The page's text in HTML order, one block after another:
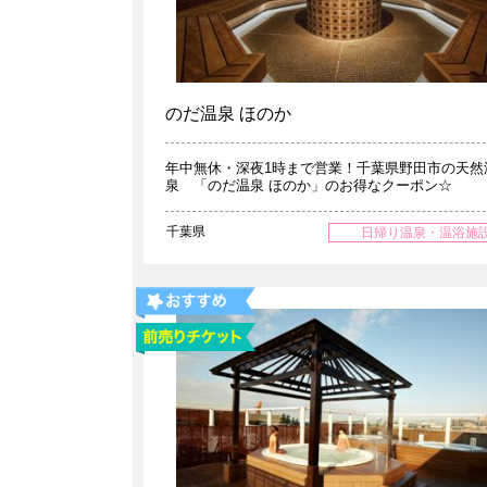
のだ温泉 ほのか
年中無休・深夜1時まで営業！千葉県野田市の天然
泉 「のだ温泉 ほのか」のお得なクーポン☆
千葉県 日帰り温泉・温浴施